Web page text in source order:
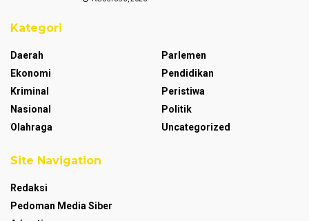
Kategori
Daerah
Ekonomi
Kriminal
Nasional
Olahraga
Parlemen
Pendidikan
Peristiwa
Politik
Uncategorized
Site Navigation
Redaksi
Pedoman Media Siber